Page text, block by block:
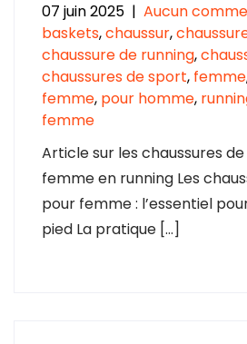
07 juin 2025 | Aucun
baskets,chaussur,
chaussure de running,
chaussures de sport, femme
femme, pour homme,
femme
Article sur les chaussures
femme en running Les
pour femme : l’essentiel
pied La pratique […]